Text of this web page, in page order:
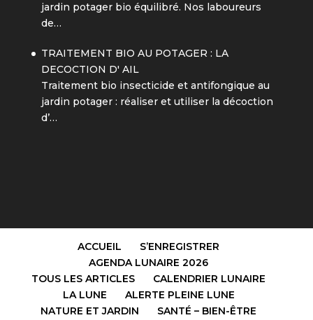
jardin potager bio équilibré. Nos laboureurs
de…
TRAITEMENT BIO AU POTAGER : LA
DECOCTION D' AIL
Traitement bio insecticide et antifongique au
jardin potager : réaliser et utiliser la décoction
d’…
ACCUEIL
S’ENREGISTRER
AGENDA LUNAIRE 2026
TOUS LES ARTICLES
CALENDRIER LUNAIRE
LA LUNE
ALERTE PLEINE LUNE
NATURE ET JARDIN
SANTÉ – BIEN-ÊTRE